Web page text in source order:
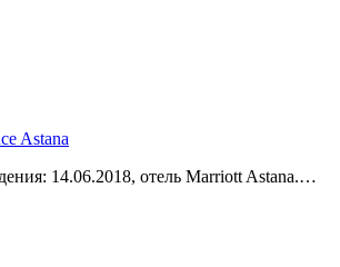
Astana
14.06.2018, отель Marriott Astana.…